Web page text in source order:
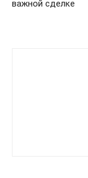
важной сделке